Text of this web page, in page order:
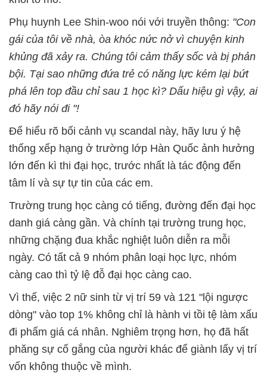
Phụ huynh Lee Shin-woo nói với truyền thông: "Con
gái của tôi về nhà, òa khóc nức nở vì chuyện kinh
khủng đã xảy ra. Chúng tôi cảm thấy sốc và bị phản
bội. Tại sao những đứa trẻ có năng lực kém lại bứt
phá lên top đầu chỉ sau 1 học kì? Dấu hiệu gì vậy, ai
đó hãy nói đi "!
Để hiểu rõ bối cảnh vụ scandal này, hãy lưu ý hệ
thống xếp hạng ở trường lớp Hàn Quốc ảnh hưởng
lớn đến kì thi đại học, trước nhất là tác động đến
tâm lí và sự tự tin của các em.
Trường trung học càng có tiếng, đường đến đại học
danh giá càng gần. Và chính tại trường trung học,
những chặng đua khắc nghiệt luôn diễn ra mỗi
ngày. Có tất cả 9 nhóm phân loại học lực, nhóm
càng cao thì tỷ lệ đỗ đại học càng cao.
Vì thế, việc 2 nữ sinh từ vị trí 59 và 121 "lội ngược
dòng" vào top 1% không chỉ là hành vi tồi tệ làm xấu
đi phẩm giá cá nhân. Nghiêm trọng hơn, họ đã hất
phăng sự cố gắng của người khác để giành lấy vị trí
vốn không thuộc về mình.